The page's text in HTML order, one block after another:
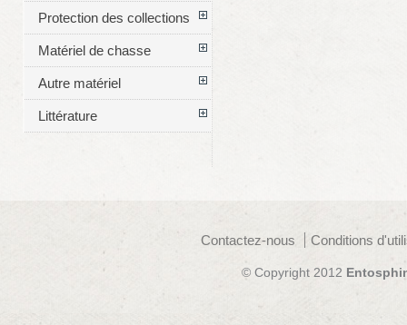
Protection des collections
Matériel de chasse
Autre matériel
Littérature
Contactez-nous Conditions
© Copyright 2012